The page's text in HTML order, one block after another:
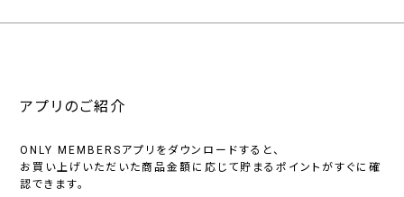
アプリのご紹介
ONLY MEMBERSアプリをダウンロードすると、
お買い上げいただいた商品金額に応じて貯まるポイントがすぐに確
認できます。